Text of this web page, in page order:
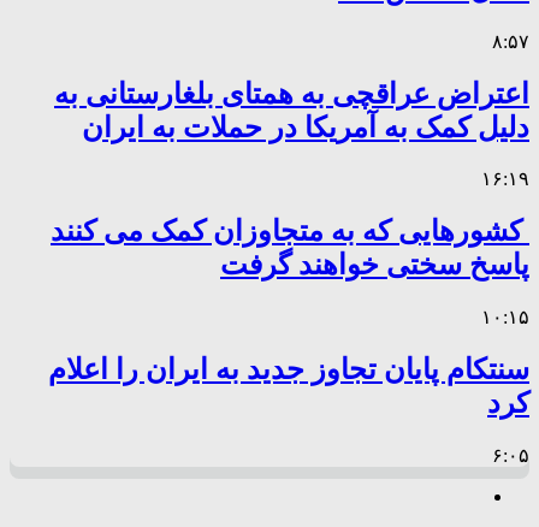
۸:۵۷
اعتراض عراقچی به همتای بلغارستانی به
دلیل کمک به آمریکا در حملات به ایران
۱۶:۱۹
کشورهایی که به متجاوزان کمک می کنند
پاسخ سختی خواهند گرفت
۱۰:۱۵
سنتکام پایان تجاوز جدید به ایران را اعلام
کرد
۶:۰۵